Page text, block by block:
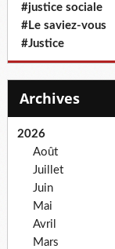
#justice sociale
#Le saviez-vous
#Justice
Archives
2026
Août
Juillet
Juin
Mai
Avril
Mars